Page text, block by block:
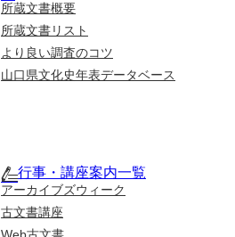
所蔵文書概要
所蔵文書リスト
より良い調査のコツ
山口県文化史年表データベース
行事・講座案内一覧
アーカイブズウィーク
古文書講座